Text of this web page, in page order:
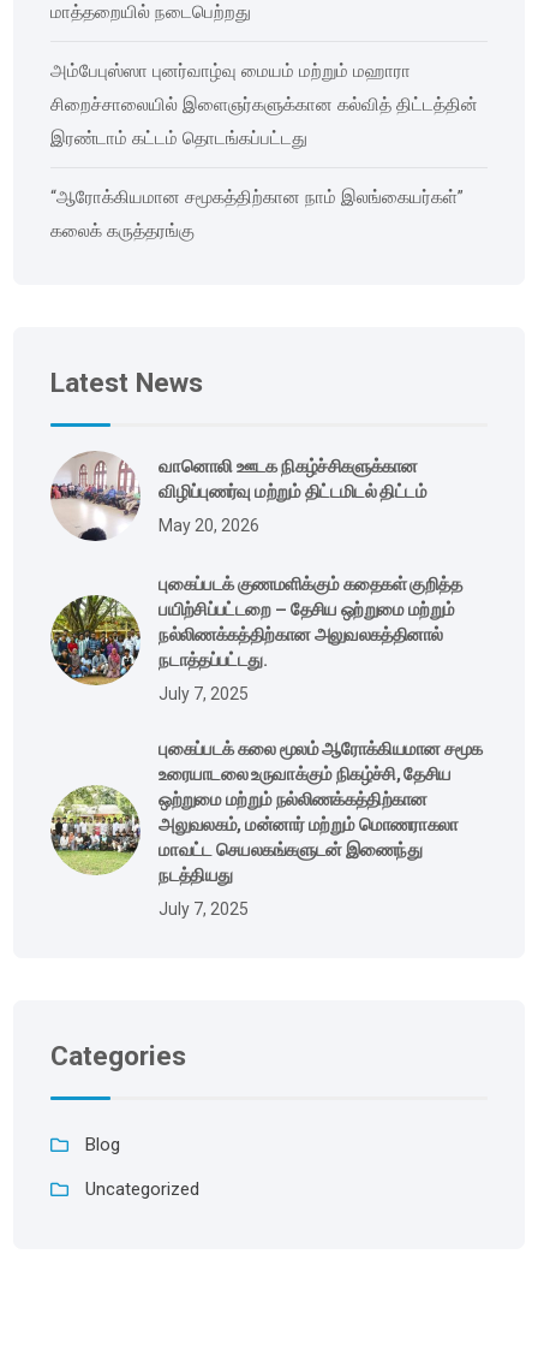
மாத்தறையில் நடைபெற்றது
அம்பேபுஸ்ஸா புனர்வாழ்வு மையம் மற்றும் மஹாரா
சிறைச்சாலையில் இளைஞர்களுக்கான கல்வித் திட்டத்தின்
இரண்டாம் கட்டம் தொடங்கப்பட்டது
“ஆரோக்கியமான சமூகத்திற்கான நாம் இலங்கையர்கள்”
கலைக் கருத்தரங்கு
Latest News
வானொலி ஊடக நிகழ்ச்சிகளுக்கான
விழிப்புணர்வு மற்றும் திட்டமிடல் திட்டம்
May 20, 2026
புகைப்படக் குணமளிக்கும் கதைகள் குறித்த
பயிற்சிப்பட்டறை – தேசிய ஒற்றுமை மற்றும்
நல்லிணக்கத்திற்கான அலுவலகத்தினால்
நடாத்தப்பட்டது.
July 7, 2025
புகைப்படக் கலை மூலம் ஆரோக்கியமான சமூக
உரையாடலை உருவாக்கும் நிகழ்ச்சி, தேசிய
ஒற்றுமை மற்றும் நல்லிணக்கத்திற்கான
அலுவலகம், மன்னார் மற்றும் மொணராகலா
மாவட்ட செயலகங்களுடன் இணைந்து
நடத்தியது
July 7, 2025
Categories
Blog
Uncategorized